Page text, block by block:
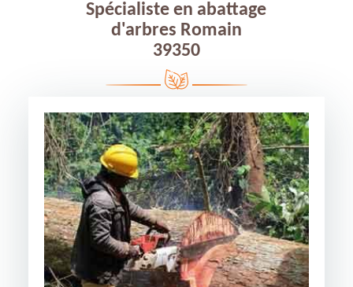
Spécialiste en abattage
d'arbres Romain
39350